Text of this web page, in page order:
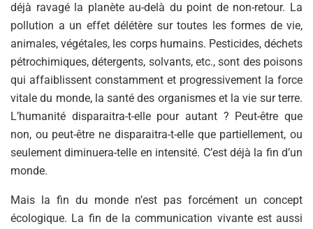
déjà ravagé la planète au-delà du point de non-retour. La
pollution a un effet délétère sur toutes les formes de vie,
animales, végétales, les corps humains. Pesticides, déchets
pétrochimiques, détergents, solvants, etc., sont des poisons
qui affaiblissent constamment et progressivement la force
vitale du monde, la santé des organismes et la vie sur terre.
L’humanité disparaitra-t-elle pour autant ? Peut-être que
non, ou peut-être ne disparaitra-t-elle que partiellement, ou
seulement diminuera-telle en intensité. C’est déjà la fin d’un
monde.
Mais la fin du monde n’est pas forcément un concept
écologique. La fin de la communication vivante est aussi